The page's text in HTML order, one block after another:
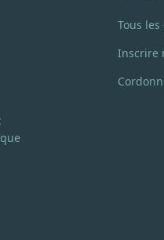
Tous
Inscrire